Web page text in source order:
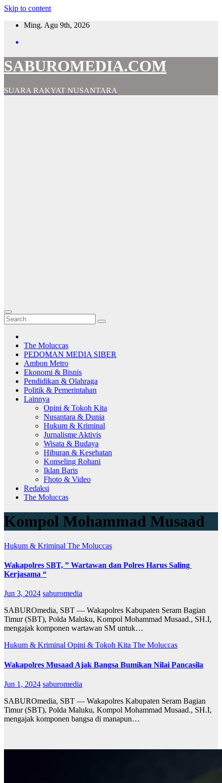
Skip to content
Ming. Agu 9th, 2026
SABUROMEDIA.COM
SUARA RAKYAT NUSANTARA
The Moluccas
PEDOMAN MEDIA SIBER
Ambon Metro
Ekonomi & Bisnis
Pendidikan & Olahraga
Politik & Pemerintahan
Lainnya
Opini & Tokoh Kita
Nusantara & Dunia
Hukum & Kriminal
Jurnalisme Aktivis
Wisata & Budaya
Hiburan & Kesehatan
Konseling Rohani
Iklan Baris
Fhoto & Video
Redaksi
The Moluccas
Kompol Mohammad Musaad
Hukum & Kriminal The Moluccas
Wakapolres SBT, ” Wartawan dan Polres Harus Saling
Kerjasama “
Jun 3, 2024 saburomedia
SABUROmedia, SBT — Wakapolres Kabupaten Seram Bagian
Timur (SBT), Polda Maluku, Kompol Mohammad Musaad., SH.I,
mengajak komponen wartawan SM untuk…
Hukum & Kriminal Opini & Tokoh Kita The Moluccas
Wakapolres Musaad Ajak Bangsa Bumikan Nilai Pancasila
Jun 1, 2024 saburomedia
SABUROmedia, SBT — Wakapolres Kabupaten Seram Bagian
Timur (SBT), Polda Maluku, Kompol Mohammad Musaad., SH.I,
mengajak komponen bangsa di manapun…